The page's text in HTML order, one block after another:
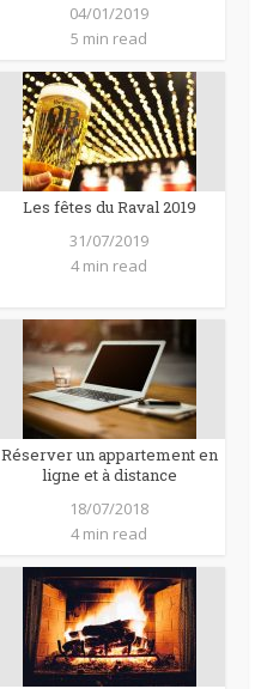
04/01/2019
5 min read
Les fêtes du Raval 2019
31/07/2019
4 min read
Réserver un appartement en
ligne et à distance
18/07/2018
4 min read